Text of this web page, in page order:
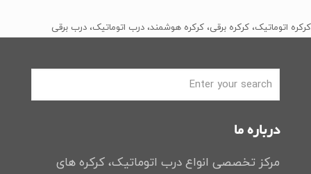
بود. است.
کرکره اتوماتیک، کرکره برقی، کرکره هوشمند، درب اتوماتیک، درب برقی
درباره ما
مرکز تخصصی انواع درب اتوماتیک، کرکره های